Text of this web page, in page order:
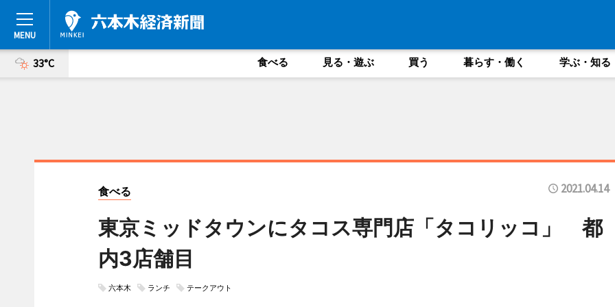
33°C 食べる 見る・遊ぶ 買う 暮らす・働く 学ぶ・知る
食べる 2021.04.14
東京ミッドタウンにタコス専門店「タコリッコ」 都
内3店舗目
六本木 ランチ テークアウト